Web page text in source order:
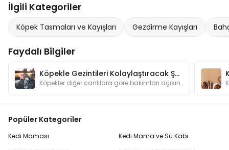
İlgili Kategoriler
Köpek Tasmaları ve Kayışları Gezdirme Kayışları
Faydalı Bilgiler
Köpekle Gezintileri Kolaylaştıracak Şeyler
Köpekler diğer canlılara göre bakımları açısından bizlere daha bağımlı hayvanlardır. Gezintilere çıkarken dikkat etmemiz gerekenleri biliyor muyuz?
Popüler Kategoriler
Kedi Maması
Kedi Mama ve Su Kabı